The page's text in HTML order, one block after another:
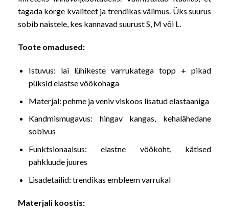
tagada kõrge kvaliteet ja trendikas välimus. Üks suurus
sobib naistele, kes kannavad suurust S, M või L.
Toote omadused:
Istuvus: lai lühikeste varrukatega topp + pikad
püksid elastse vöökohaga
Materjal: pehme ja veniv viskoos lisatud elastaaniga
Kandmismugavus: hingav kangas, kehalähedane
sobivus
Funktsionaalsus: elastne vöökoht, kätised
pahkluude juures
Lisadetailid: trendikas embleem varrukal
Materjali koostis: